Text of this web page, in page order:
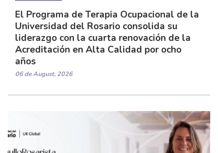
El Programa de Terapia Ocupacional de la
Universidad del Rosario consolida su
liderazgo con la cuarta renovación de la
Acreditación en Alta Calidad por ocho
años
06 de August, 2026